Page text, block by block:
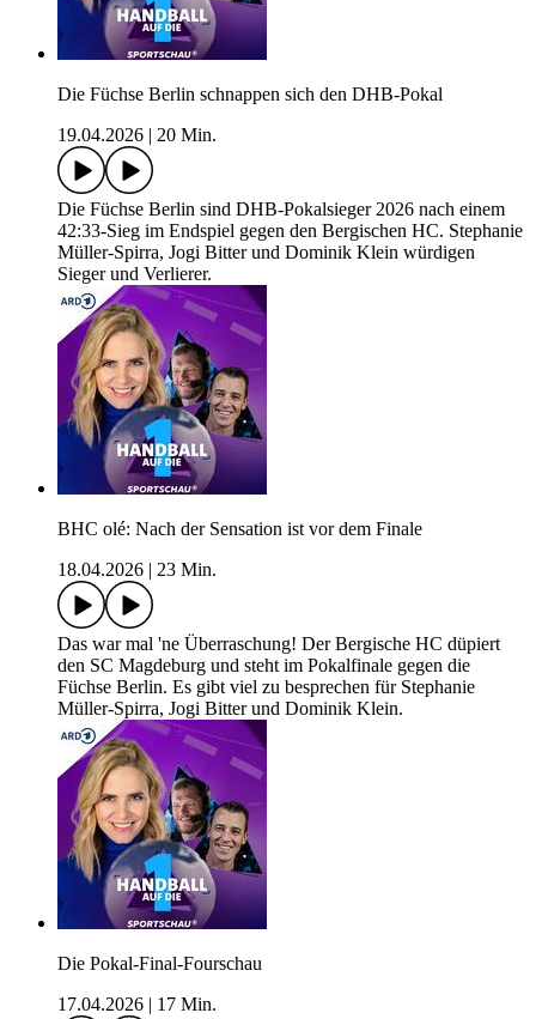
Die Füchse Berlin schnappen sich den DHB-Pokal
19.04.2026
20 Min.
Die Füchse Berlin sind DHB-Pokalsieger 2026 nach einem
42:33-Sieg im Endspiel gegen den Bergischen HC. Stephanie
Müller-Spirra, Jogi Bitter und Dominik Klein würdigen
Sieger und Verlierer.
BHC olé: Nach der Sensation ist vor dem Finale
18.04.2026
23 Min.
Das war mal 'ne Überraschung! Der Bergische HC düpiert
den SC Magdeburg und steht im Pokalfinale gegen die
Füchse Berlin. Es gibt viel zu besprechen für Stephanie
Müller-Spirra, Jogi Bitter und Dominik Klein.
Die Pokal-Final-Fourschau
17.04.2026
17 Min.